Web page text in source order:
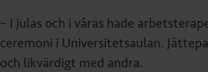
– I julas och i våras hade
ceremoni i Universitetsaulan.
och likvärdigt med andra.